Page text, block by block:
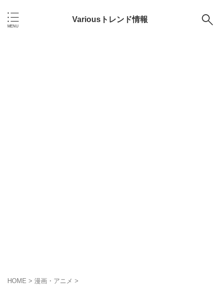
Variousトレンド情報
HOME > 漫画・アニメ >